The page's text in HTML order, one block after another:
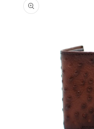
información